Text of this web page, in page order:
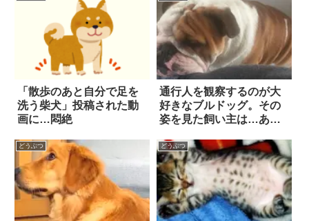
「散歩のあと自分で足を
洗う柴犬」投稿された動
画に…悶絶
通行人を観察するのが大
好きなブルドッグ。その
姿を見た飼い主は…ある
を思いついてしまっ
た！！
どうぶつ どうぶつ